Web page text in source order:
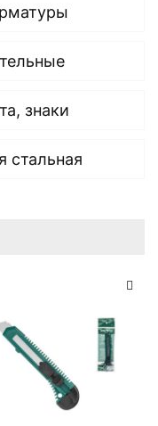
знаки
стальная